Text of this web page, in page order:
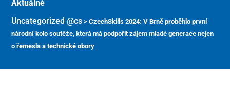
Aktuálně
Uncategorized @cs >CzechSkills 2024: V Brně proběhlo první
národní kolo soutěže, která má podpořit zájem mladé generace nejen
o řemesla a technické obory